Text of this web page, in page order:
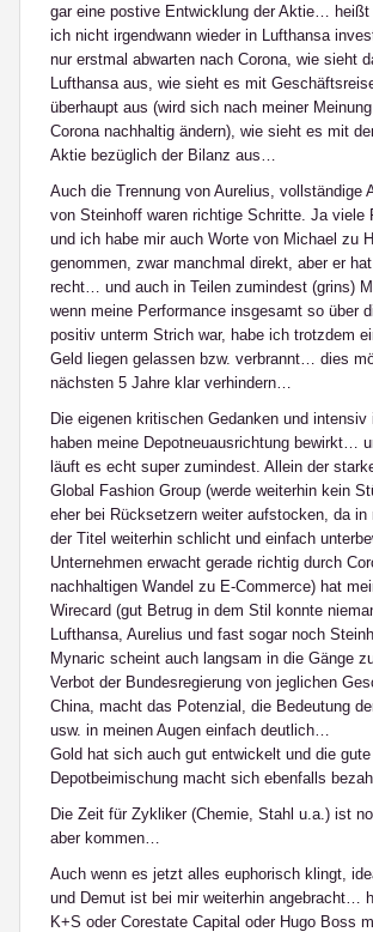
gar eine postive Entwicklung der Aktie… heißt
ich nicht irgendwann wieder in Lufthansa
nur erstmal abwarten nach Corona, wie sieht
Lufthansa aus, wie sieht es mit
überhaupt aus (wird sich nach meiner
Corona nachhaltig ändern), wie sieht es mit
Aktie bezüglich der Bilanz aus…
Auch die Trennung von Aurelius, vollständige
von Steinhoff waren richtige Schritte. Ja viele
und ich habe mir auch Worte von Michael zu
genommen, zwar manchmal direkt, aber er
recht… und auch in Teilen zumindest (grins)
wenn meine Performance insgesamt so über
positiv unterm Strich war, habe ich trotzdem
Geld liegen gelassen bzw. verbrannt… dies
nächsten 5 Jahre klar verhindern…
Die eigenen kritischen Gedanken und intensiv
haben meine Depotneuausrichtung bewirkt…
läuft es echt super zumindest. Allein der
Global Fashion Group (werde weiterhin kein
eher bei Rücksetzern weiter aufstocken, da in
der Titel weiterhin schlicht und einfach
Unternehmen erwacht gerade richtig durch
nachhaltigen Wandel zu E-Commerce) hat
Wirecard (gut Betrug in dem Stil konnte
Lufthansa, Aurelius und fast sogar noch
Mynaric scheint auch langsam in die Gänge
Verbot der Bundesregierung von jeglichen
China, macht das Potenzial, die Bedeutung
usw. in meinen Augen einfach deutlich…
Gold hat sich auch gut entwickelt und die gute
Depotbeimischung macht sich ebenfalls
Die Zeit für Zykliker (Chemie, Stahl u.a.) ist
aber kommen…
Auch wenn es jetzt alles euphorisch klingt,
und Demut ist bei mir weiterhin angebracht…
K+S oder Corestate Capital oder Hugo Boss